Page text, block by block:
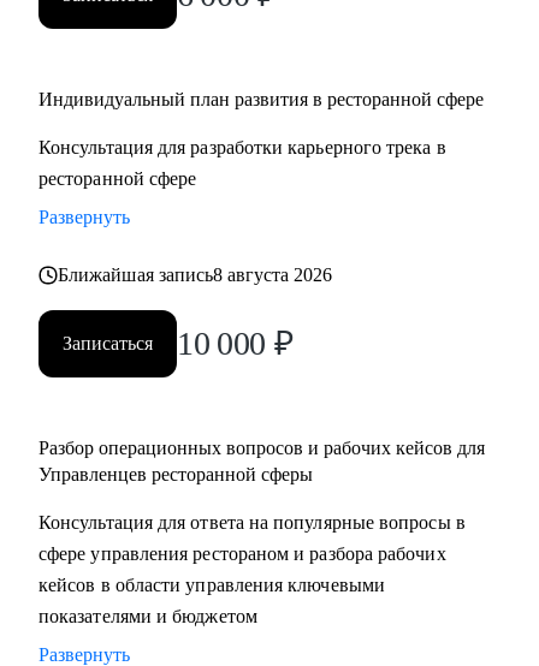
• Управляющим, Директорам и менеджерам ресторанов
Индивидуальный план развития в ресторанной сфере
Консультация для разработки карьерного трека в
ресторанной сфере
Развернуть
Ближайшая запись8 августа 2026
Записаться 10 000 ₽
Разбор операционных вопросов и рабочих кейсов для
Управленцев ресторанной сферы
Консультация для ответа на популярные вопросы в
сфере управления рестораном и разбора рабочих
кейсов в области управления ключевыми
показателями и бюджетом
Развернуть